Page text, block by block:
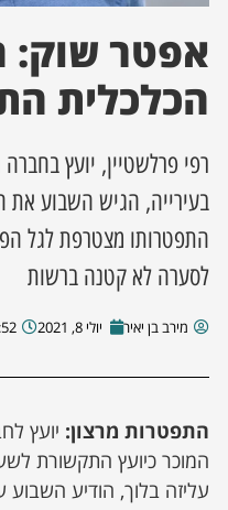
מסע מלחמה
השבוע
מקומית
עסקים
אפטר שוק:
הכלכלית
רפי פרלשטיין, יועץ
בעירייה, הגיש השבוע את
התפטרותו מצטרפת לגל
לסערה לא קטנה ברשות
מירב בן יאיר יולי 8, 2021 pm
התפטרות מרצון: יועץ
המוכר כיועץ התקשורת
עליזה בלוך, הודיע